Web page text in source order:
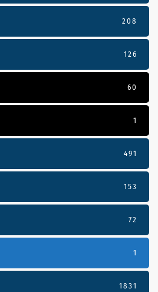
208
126
60
1
491
153
72
1
1831